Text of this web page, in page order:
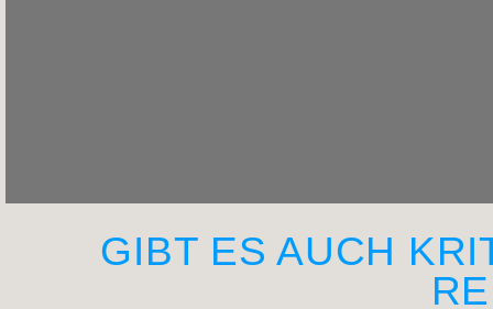
GIBT ES AUCH